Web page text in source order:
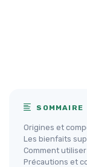
SOMMAIRE
Origines et
Les bienfaits
Comment
Précautions et